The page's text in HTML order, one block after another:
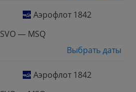
Аэрофлот 1842
SVO — MSQ
Выбрать даты
Аэрофлот 1842